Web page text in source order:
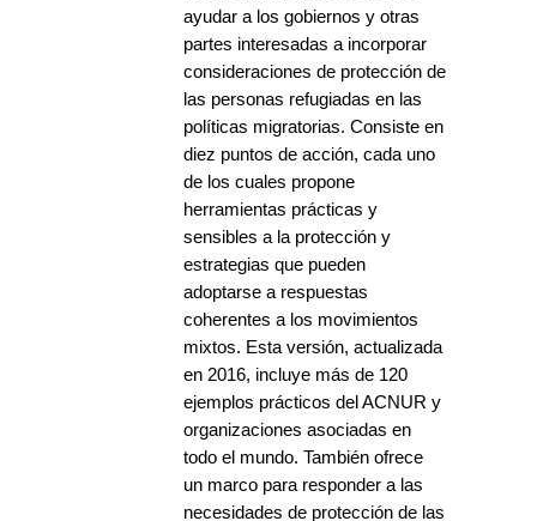
ayudar a los gobiernos y otras
partes interesadas a incorporar
consideraciones de protección de
las personas refugiadas en las
políticas migratorias. Consiste en
diez puntos de acción, cada uno
de los cuales propone
herramientas prácticas y
sensibles a la protección y
estrategias que pueden
adoptarse a respuestas
coherentes a los movimientos
mixtos. Esta versión, actualizada
en 2016, incluye más de 120
ejemplos prácticos del ACNUR y
organizaciones asociadas en
todo el mundo. También ofrece
un marco para responder a las
necesidades de protección de las